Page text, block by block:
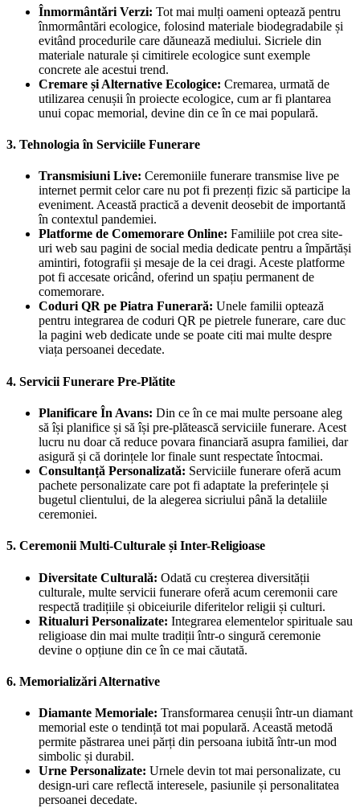
Înmormântări Verzi: Tot mai mulți oameni optează pentru
înmormântări ecologice, folosind materiale biodegradabile și
evitând procedurile care dăunează mediului. Sicriele din
materiale naturale și cimitirele ecologice sunt exemple
concrete ale acestui trend.
Cremare și Alternative Ecologice: Cremarea, urmată de
utilizarea cenușii în proiecte ecologice, cum ar fi plantarea
unui copac memorial, devine din ce în ce mai populară.
3. Tehnologia în Serviciile Funerare
Transmisiuni Live: Ceremoniile funerare transmise live pe
internet permit celor care nu pot fi prezenți fizic să participe la
eveniment. Această practică a devenit deosebit de importantă
în contextul pandemiei.
Platforme de Comemorare Online: Familiile pot crea site-
uri web sau pagini de social media dedicate pentru a împărtăși
amintiri, fotografii și mesaje de la cei dragi. Aceste platforme
pot fi accesate oricând, oferind un spațiu permanent de
comemorare.
Coduri QR pe Piatra Funerară: Unele familii optează
pentru integrarea de coduri QR pe pietrele funerare, care duc
la pagini web dedicate unde se poate citi mai multe despre
viața persoanei decedate.
4. Servicii Funerare Pre-Plătite
Planificare În Avans: Din ce în ce mai multe persoane aleg
să își planifice și să își pre-plătească serviciile funerare. Acest
lucru nu doar că reduce povara financiară asupra familiei, dar
asigură și că dorințele lor finale sunt respectate întocmai.
Consultanță Personalizată: Serviciile funerare oferă acum
pachete personalizate care pot fi adaptate la preferințele și
bugetul clientului, de la alegerea sicriului până la detaliile
ceremoniei.
5. Ceremonii Multi-Culturale și Inter-Religioase
Diversitate Culturală: Odată cu creșterea diversității
culturale, multe servicii funerare oferă acum ceremonii care
respectă tradițiile și obiceiurile diferitelor religii și culturi.
Ritualuri Personalizate: Integrarea elementelor spirituale sau
religioase din mai multe tradiții într-o singură ceremonie
devine o opțiune din ce în ce mai căutată.
6. Memorializări Alternative
Diamante Memoriale: Transformarea cenușii într-un diamant
memorial este o tendință tot mai populară. Această metodă
permite păstrarea unei părți din persoana iubită într-un mod
simbolic și durabil.
Urne Personalizate: Urnele devin tot mai personalizate, cu
design-uri care reflectă interesele, pasiunile și personalitatea
persoanei decedate.